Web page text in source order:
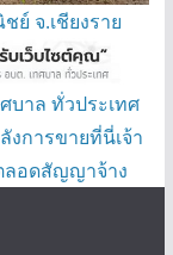
ย์ จ.เชียงราย
บาล ทั่วประเทศ
การขายที่นี่เจ้า
ลอดสัญญาจ้าง